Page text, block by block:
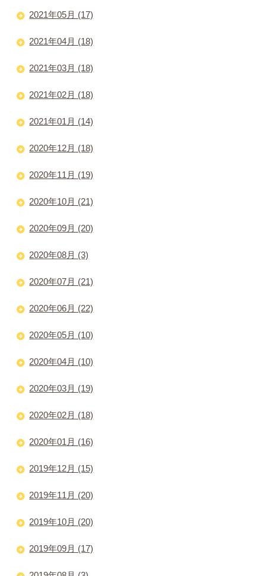
2021年05月 (17)
2021年04月 (18)
2021年03月 (18)
2021年02月 (18)
2021年01月 (14)
2020年12月 (18)
2020年11月 (19)
2020年10月 (21)
2020年09月 (20)
2020年08月 (3)
2020年07月 (21)
2020年06月 (22)
2020年05月 (10)
2020年04月 (10)
2020年03月 (19)
2020年02月 (18)
2020年01月 (16)
2019年12月 (15)
2019年11月 (20)
2019年10月 (20)
2019年09月 (17)